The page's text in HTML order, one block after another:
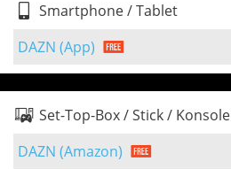
Smartphone / Tablet
DAZN (App)
Set-Top-Box / Stick / Konsole
DAZN (Amazon)